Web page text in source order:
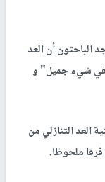
الباحثون أن العد
"التفكير في شيء جميل" و
التنازلي من